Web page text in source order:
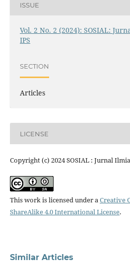
ISSUE
Vol. 2 No. 2 (2024): SOSIAL:
IPS
SECTION
Articles
LICENSE
Copyright (c) 2024 SOSIAL : Jurnal
This work is licensed under aCreative
ShareAlike 4.0 International License.
Similar Articles